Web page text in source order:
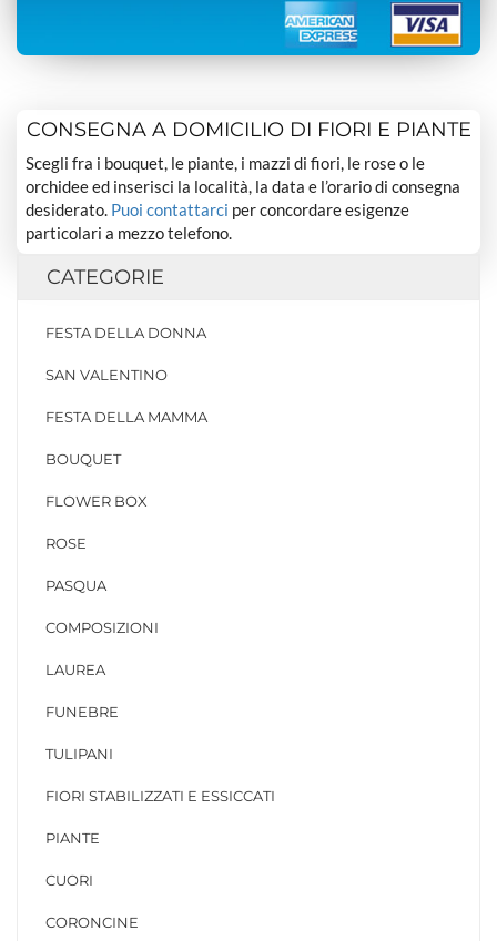
CONSEGNA A DOMICILIO DI FIORI E PIANTE
Scegli fra i bouquet, le piante, i mazzi di fiori, le rose o le
orchidee ed inserisci la località, la data e l’orario di consegna
desiderato. Puoi contattarci per concordare esigenze
particolari a mezzo telefono.
CATEGORIE
FESTA DELLA DONNA
SAN VALENTINO
FESTA DELLA MAMMA
BOUQUET
FLOWER BOX
ROSE
PASQUA
COMPOSIZIONI
LAUREA
FUNEBRE
TULIPANI
FIORI STABILIZZATI E ESSICCATI
PIANTE
CUORI
CORONCINE